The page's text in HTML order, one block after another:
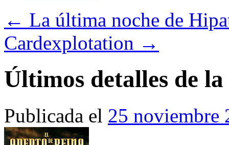
← La última noche de
Cardexplotation →
Últimos detalles de
Publicada el 25 noviembre